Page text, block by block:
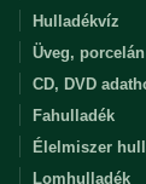
Hulladékvíz
Üveg,
CD, DVD
Fahulladék
Élelmiszer
Lomhulladék